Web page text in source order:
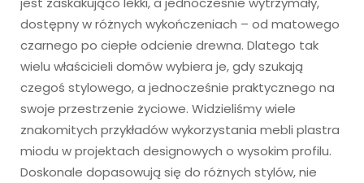
dostępny w różnych wykończeniach – od matowego
czarnego po ciepłe odcienie drewna. Dlatego tak
wielu właścicieli domów wybiera je, gdy szukają
czegoś stylowego, a jednocześnie praktycznego na
swoje przestrzenie życiowe. Widzieliśmy wiele
znakomitych przykładów wykorzystania mebli plastra
miodu w projektach designowych o wysokim profilu.
Doskonale dopasowują się do różnych stylów, nie